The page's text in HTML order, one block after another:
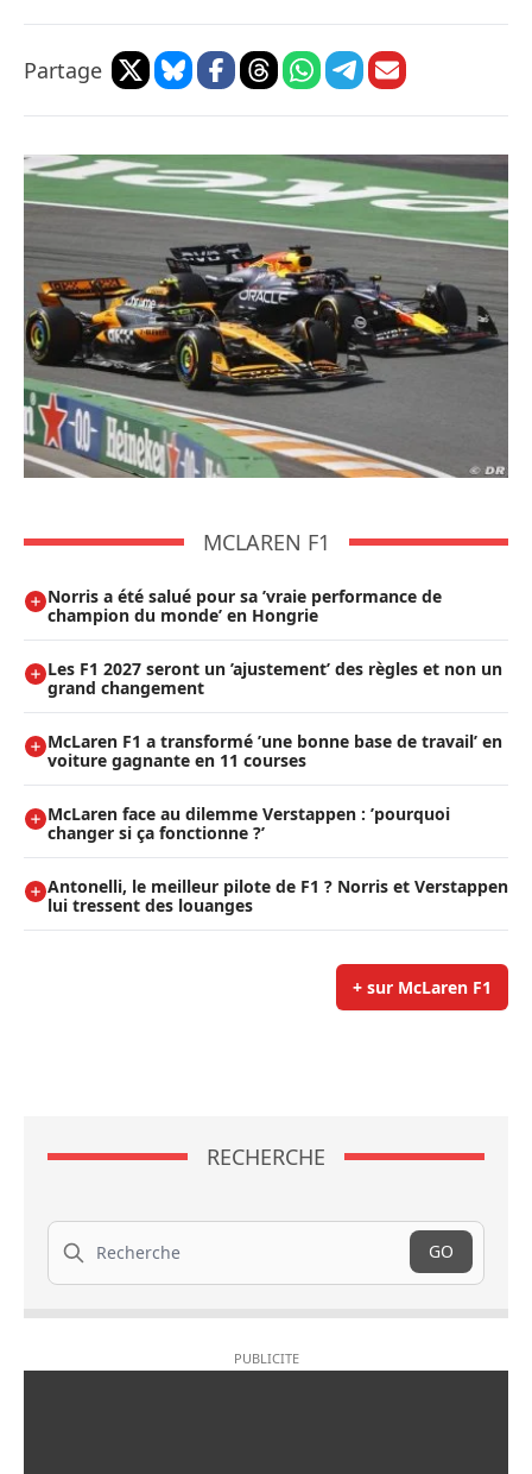
Partage
MCLAREN F1
Norris a été salué pour sa ’vraie performance de
champion du monde’ en Hongrie
Les F1 2027 seront un ’ajustement’ des règles et non un
grand changement
McLaren F1 a transformé ’une bonne base de travail’ en
voiture gagnante en 11 courses
McLaren face au dilemme Verstappen : ’pourquoi
changer si ça fonctionne ?’
Antonelli, le meilleur pilote de F1 ? Norris et Verstappen
lui tressent des louanges
+ sur McLaren F1
RECHERCHE
Recherche
GO